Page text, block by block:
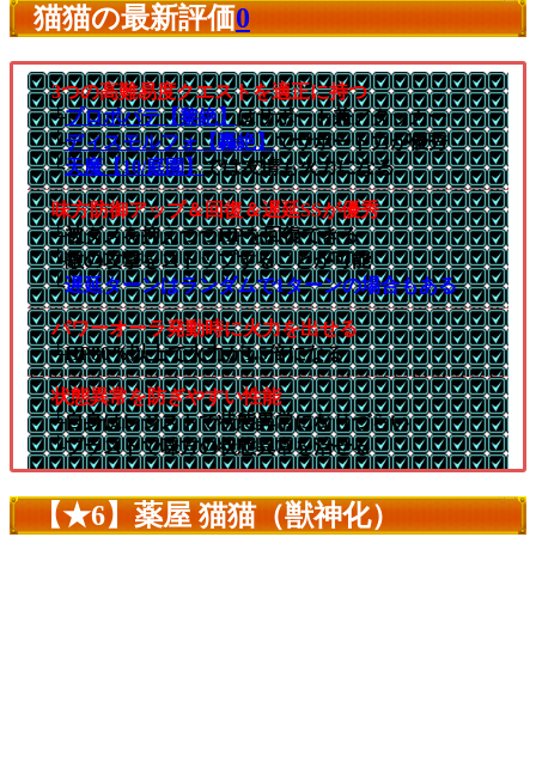
猫猫の最新評価0
3つの高難易度クエストを適正に持つ
└プロポバテ【黎絶】はサポート兼アタッカー
└ディスモルフォ【轟絶】でサポート力が優秀
└天魔【10/庭園】では友情も火力になる
味方防御アップ＆回復＆遅延SSが優秀
└被ダメを抑えつつHPを回復できる
└敵の攻撃をストップすることが可能
└遅延ターンはランダムで1ターンの場合もある
パワーオーラ発動時に火力を出せる
└HP80％以上で火力が1.5倍になる
状態異常を防ぎやすい性能
└自身はレジストで状態異常になりづらい
└ブラストで味方の状態異常を治せる
【★6】薬屋 猫猫（獣神化）